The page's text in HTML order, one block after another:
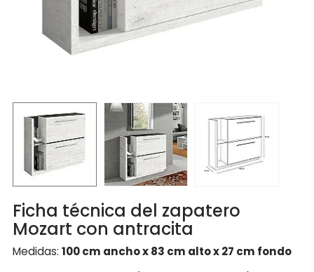
Ficha técnica del zapatero
Mozart con antracita
Medidas: 100 cm ancho x 83 cm alto x 27 cm fondo